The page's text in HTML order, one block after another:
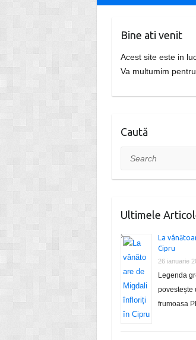
Bine ati venit
Acest site este in
Va multumim
Caută
Search
Ultimele
La
Cipru
26 ianuarie
Legenda
povestește
frumoasa